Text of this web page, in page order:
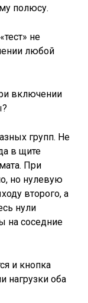
полюсу.
не
любой
групп. Не
в щите
При
но нулевую
второго, а
нули
на соседние
и кнопка
нагрузки оба